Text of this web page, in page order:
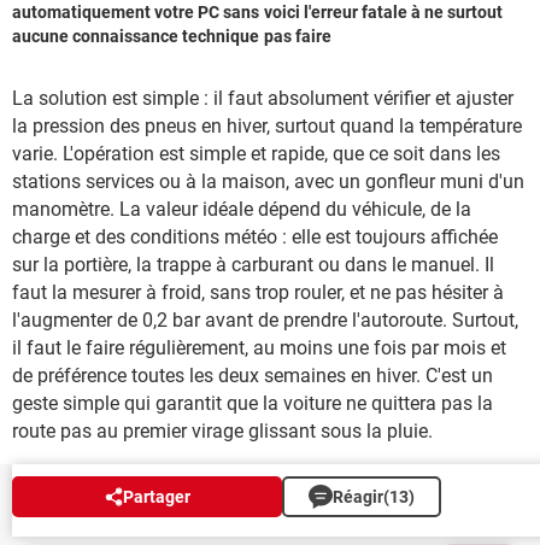
automatiquement votre PC sans
aucune connaissance technique
voici l'erreur fatale à ne surtout
pas faire
La solution est simple : il faut absolument vérifier et ajuster
la pression des pneus en hiver, surtout quand la température
varie. L'opération est simple et rapide, que ce soit dans les
stations services ou à la maison, avec un gonfleur muni d'un
manomètre. La valeur idéale dépend du véhicule, de la
charge et des conditions météo : elle est toujours affichée
sur la portière, la trappe à carburant ou dans le manuel. Il
faut la mesurer à froid, sans trop rouler, et ne pas hésiter à
l'augmenter de 0,2 bar avant de prendre l'autoroute. Surtout,
il faut le faire régulièrement, au moins une fois par mois et
de préférence toutes les deux semaines en hiver. C'est un
geste simple qui garantit que la voiture ne quittera pas la
route pas au premier virage glissant sous la pluie.
Partager Réagir(13)
NEWSLETTER